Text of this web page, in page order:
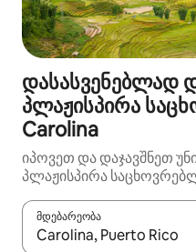
დასასვენებლად
პლაჟისპირა
Carolina
იპოვეთ და დაჯავშნეთ
პლაჟისპირა
მდებარეობა
როცა შედეგები